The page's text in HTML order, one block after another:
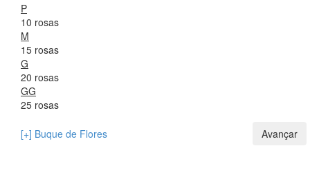
P
10 rosas
M
15 rosas
G
20 rosas
GG
25 rosas
[+] Buque de Flores Avançar